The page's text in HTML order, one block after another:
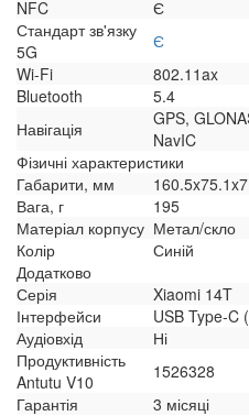
NFC
Є
Стандарт зв'язку
5G
Є
Wi-Fi
802.11ax
Bluetooth
5.4
Навігація
GPS,
NavIC
Фізичні характеристики
Габарити, мм
Вага, г
195
Матеріал корпусу Метал/скло
Колір
Синій
Додатково
Серія
Xiaomi 14T
Інтерфейси
USB Type-C
Аудіовхід
Ні
Продуктивність
Antutu V10
1526328
Гарантія
3 місяці